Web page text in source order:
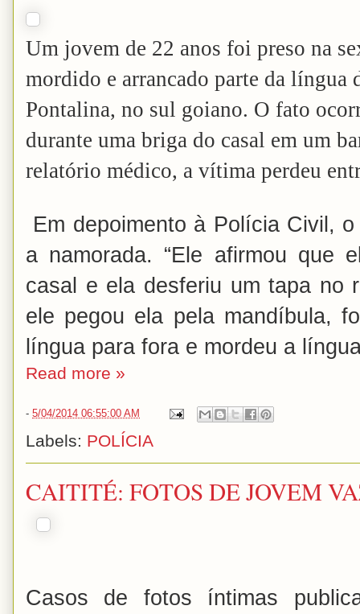
Um jovem de 22 anos foi preso na
mordido e arrancado parte da língua
Pontalina, no sul goiano. O fato
durante uma briga do casal em um
relatório médico, a vítima perdeu
Em depoimento à Polícia Civil,
a namorada. “Ele afirmou que
casal e ela desferiu um tapa no
ele pegou ela pela mandíbula,
língua para fora e mordeu a
Read more »
- 5/04/2014 06:55:00 AM
Labels: POLÍCIA
CAITITÉ: FOTOS DE JOVEM
Casos de fotos íntimas